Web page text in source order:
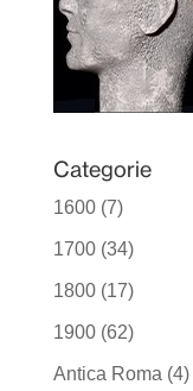
Categorie
1600(7)
1700(34)
1800(17)
1900(62)
Antica Roma (4)